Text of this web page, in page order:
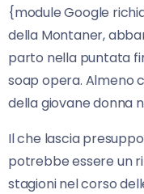
{module Google
della Montaner,
parto nella puntata
soap opera. Almeno
della giovane donna
Il che lascia
potrebbe essere un
stagioni nel corso